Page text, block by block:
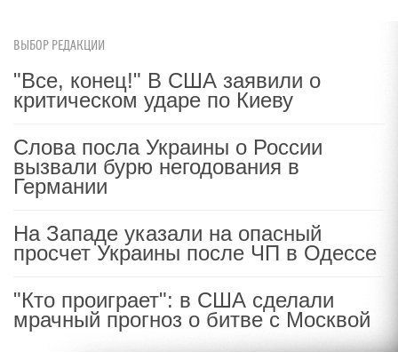
ВЫБОР РЕДАКЦИИ
"Все, конец!" В США заявили о
критическом ударе по Киеву
Слова посла Украины о России
вызвали бурю негодования в
Германии
На Западе указали на опасный
просчет Украины после ЧП в Одессе
"Кто проиграет": в США сделали
мрачный прогноз о битве с Москвой